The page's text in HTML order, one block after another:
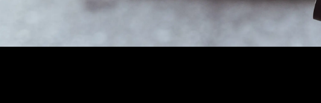
Essai de conduite